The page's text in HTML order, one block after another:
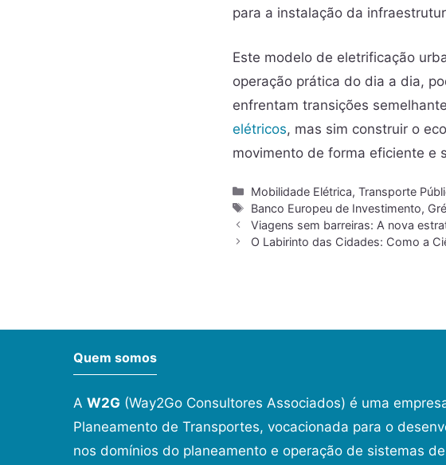
para a instalação da
Este modelo de eletrificação
operação prática do dia a dia,
enfrentam transições
elétricos, mas sim construir o
movimento de forma eficiente e
Mobilidade Elétrica,Transporte
Banco Europeu de Investimento,
Viagens sem barreiras: A nova
O Labirinto das Cidades: Como a
Quem somos
A W2G (Way2Go Consultores Associados) é uma
Planeamento de Transportes, vocacionada para o
nos domínios do planeamento e operação de sistemas